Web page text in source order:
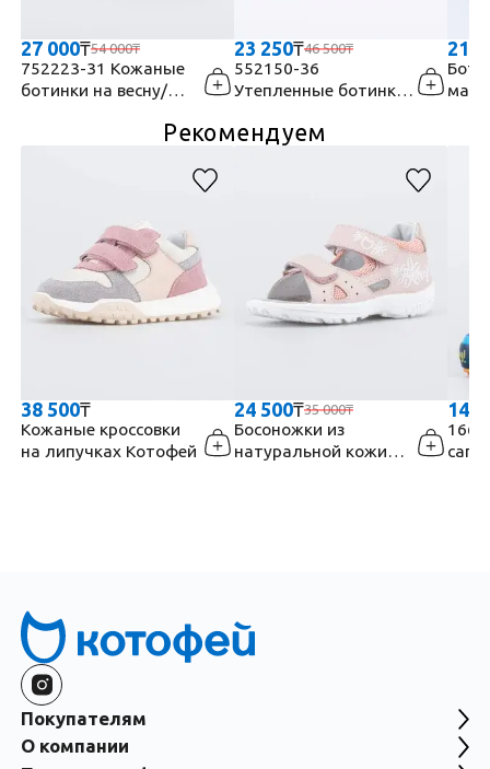
27 000₸54 000₸
752223-31 Кожаные
ботинки на весну/
23 250₸46 500₸
552150-36
Утепленные ботинки
21
Ботинки
Рекомендуем
38 500₸
Кожаные кроссовки
на липучках Котофей
24 500₸35 000₸
Босоножки из
натуральной кожи
14
Покупателям
О компании